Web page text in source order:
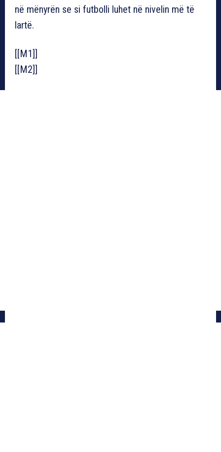
në mënyrën se si futbolli luhet në nivelin më të
lartë.
[[M1]]
[[M2]]